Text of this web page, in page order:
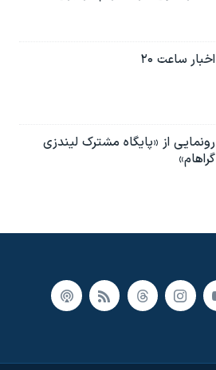
اخبار ساعت ۲۰
رونمایی از «پایگاه مشترک لیندزی
گراهام»